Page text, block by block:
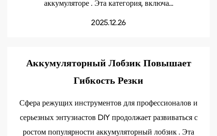
аккумуляторе . Эта категория, включа...
2025.12.26
Аккумуляторный Лобзик Повышает
Гибкость Резки
Сфера режущих инструментов для профессионалов и
серьезных энтузиастов DIY продолжает развиваться с
ростом популярности аккумуляторный лобзик . Эта